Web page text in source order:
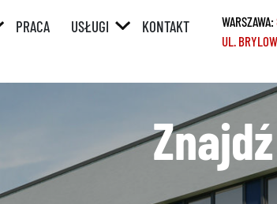
PRACA USŁUGI
WYNAJMIE
W ZAKUPIE /
NAJMIE
KONTAKT WARSZAWA:
UL.